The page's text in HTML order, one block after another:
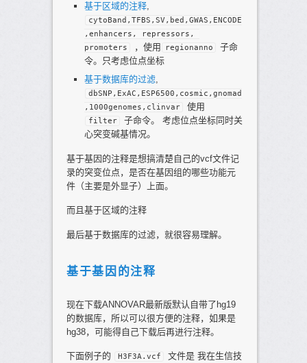
基于区域的注释,
cytoBand,TFBS,SV,bed,GWAS,ENCODE
,enhancers, repressors,
promoters
，使用 regionanno
子命
令。只考虑位点坐标
基于数据库的过滤,
dbSNP,ExAC,ESP6500,cosmic,gnomad
,1000genomes,clinvar
使用
filter
子命令。 考虑位点坐标同时关
心突变碱基情况。
基于基因的注释是想搞清楚自己的vcf文件记
录的突变位点，是否在基因组的哪些功能元
件（主要是外显子）上面。
而且基于区域的注释
最后基于数据库的过滤，就很容易理解。
基于基因的注释
现在下载ANNOVAR最新版默认自带了hg19
的数据库，所以可以很方便的注释，如果是
hg38，可能得自己下载后再进行注释。
下面例子的 H3F3A.vcf 文件是 我在生信技